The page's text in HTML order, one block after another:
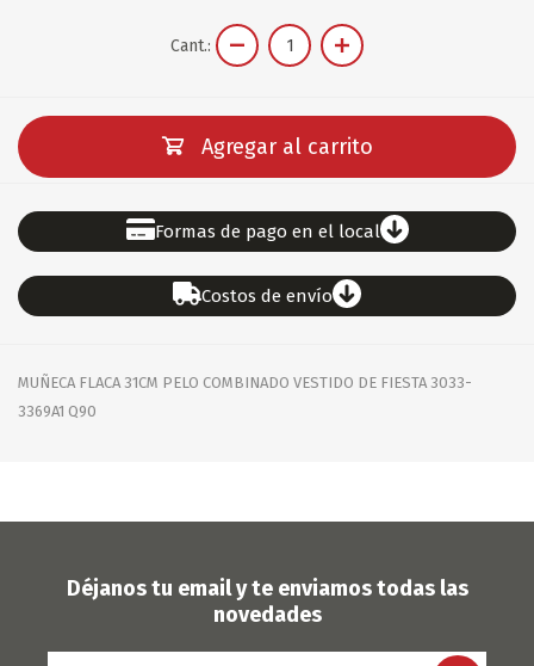
Cant.:
Agregar al carrito
Formas de pago en el local
Costos de envío
MUÑECA FLACA 31CM PELO COMBINADO VESTIDO DE FIESTA 3033-
3369A1 Q90
Déjanos tu email y te enviamos todas las
novedades